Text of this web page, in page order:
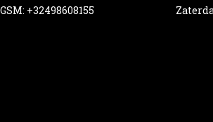
GSM: +32498608155